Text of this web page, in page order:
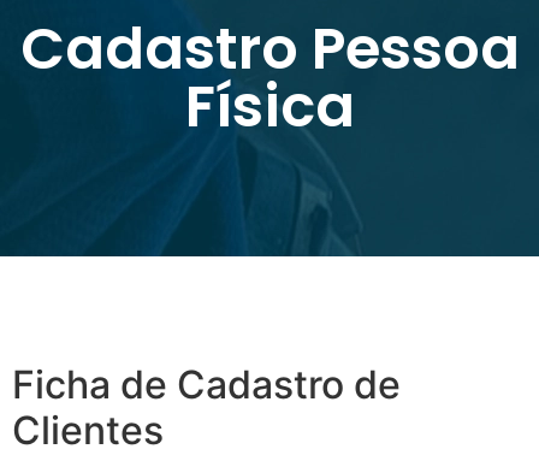
Cadastro Pessoa
Física
Ficha de Cadastro de
Clientes